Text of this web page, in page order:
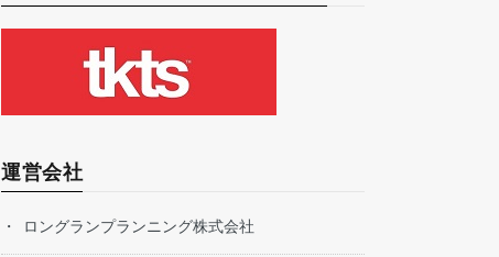
運営会社
ロングランプランニング株式会社